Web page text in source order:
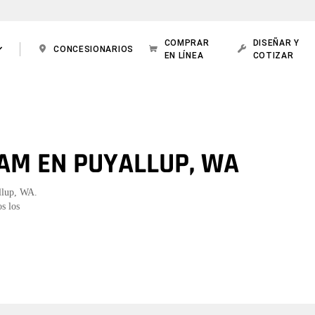
CONCESIONARIOS
COMPRAR
EN LÍNEA
DISEÑAR Y
COTIZAR
EN PUYALLUP, WA
WA.
los